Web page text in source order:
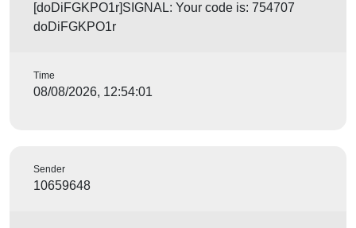
[doDiFGKPO1r]SIGNAL: Your code is: 754707
doDiFGKPO1r
Time
08/08/2026, 12:54:01
Sender
10659648